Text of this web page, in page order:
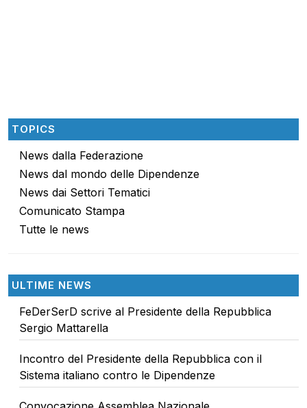
TOPICS
News dalla Federazione
News dal mondo delle Dipendenze
News dai Settori Tematici
Comunicato Stampa
Tutte le news
ULTIME NEWS
FeDerSerD scrive al Presidente della Repubblica
Sergio Mattarella
Incontro del Presidente della Repubblica con il
Sistema italiano contro le Dipendenze